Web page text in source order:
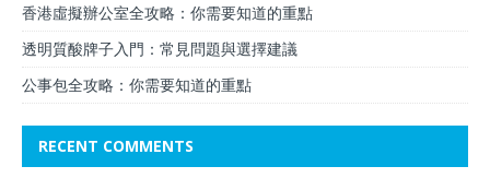
香港虛擬辦公室全攻略：你需要知道的重點
透明質酸牌子入門：常見問題與選擇建議
公事包全攻略：你需要知道的重點
RECENT COMMENTS